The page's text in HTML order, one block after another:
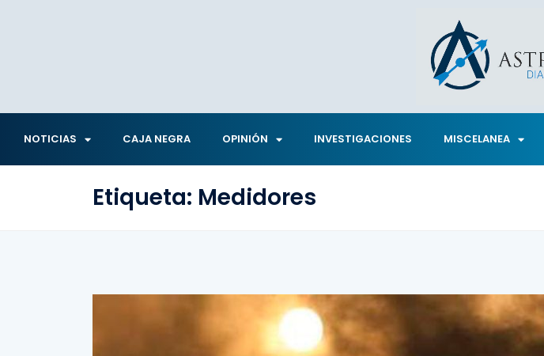
NOTICIAS CAJA NEGRA OPINIÓN INVESTIGACIONES MISCELANEA
Etiqueta: Medidores